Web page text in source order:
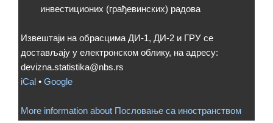
инвестиционих (грађевинских) радова
Извештаји на обрасцима ДИ-1, ДИ-2 и ГРУ се
достављају у електронском облику, на адресу:
devizna.statistika@nbs.rs
iCal • Google
More information about Пословање са иностранством